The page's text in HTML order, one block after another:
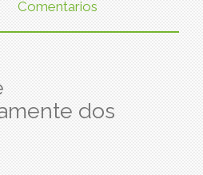
Comentarios
dos